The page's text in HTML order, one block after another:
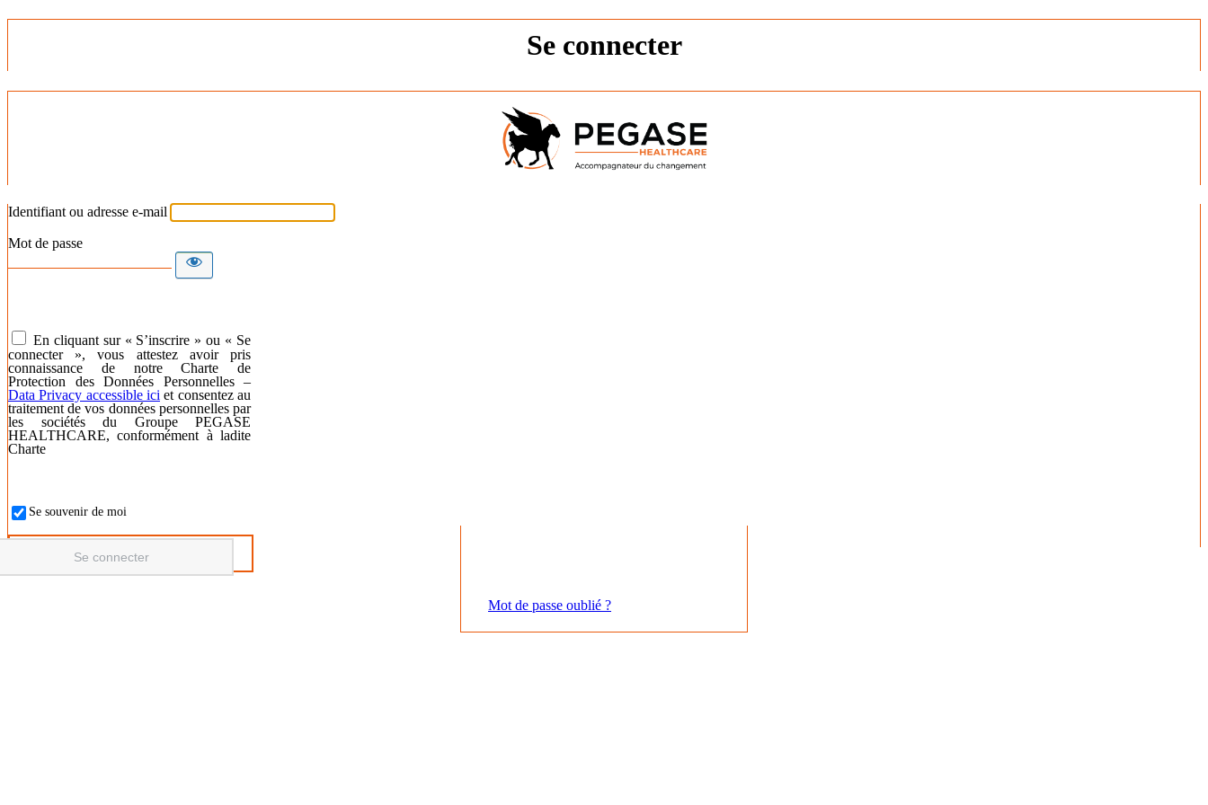
Se connecter
Identifiant ou adresse e-mail
Mot de passe
En cliquant sur « S’inscrire » ou « Se
connecter », vous attestez avoir pris
connaissance de notre Charte de
Protection des Données Personnelles –
Data Privacy accessible ici et consentez au
traitement de vos données personnelles par
les sociétés du Groupe PEGASE
HEALTHCARE, conformément à ladite
Charte
Se souvenir de moi
Mot de passe oublié ?